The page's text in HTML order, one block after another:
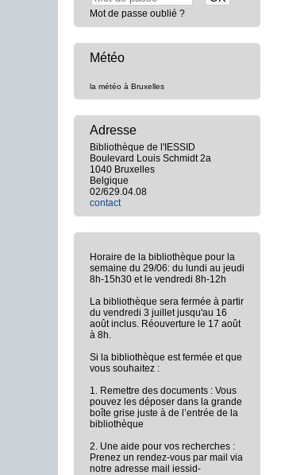
Mot de passe oublié ?
Météo
la météo à Bruxelles
Adresse
Bibliothèque de l'IESSID
Boulevard Louis Schmidt 2a
1040 Bruxelles
Belgique
02/629.04.08
contact
Horaire de la bibliothèque pour la
semaine du 29/06: du lundi au jeudi
8h-15h30 et le vendredi 8h-12h
La bibliothèque sera fermée à partir
du vendredi 3 juillet jusqu'au 16
août inclus. Réouverture le 17 août
à 8h.
Si la bibliothèque est fermée et que
vous souhaitez :
1. Remettre des documents : Vous
pouvez les déposer dans la grande
boîte grise juste à de l’entrée de la
bibliothèque
2. Une aide pour vos recherches :
Prenez un rendez-vous par mail via
notre adresse mail iessid-